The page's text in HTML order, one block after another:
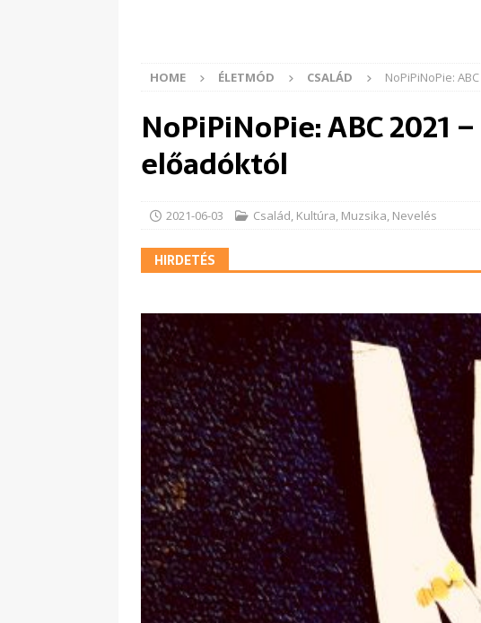
HOME ÉLETMÓD CSALÁD NoPiPiNoPie:
NoPiPiNoPie: ABC
előadóktól
2021-06-03 Család, Kultúra, Muzsika, Nevelés
HIRDETÉS